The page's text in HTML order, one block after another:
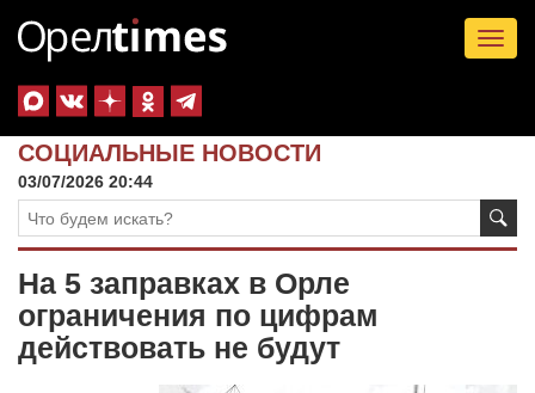
СОЦИАЛЬНЫЕ НОВОСТИ
03/07/2026 20:44
На 5 заправках в Орле
ограничения по цифрам
действовать не будут